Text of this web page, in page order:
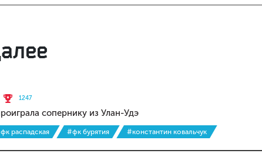
1247
сопернику из Улан-Удэ
распадская #фк бурятия #константин ковальчук